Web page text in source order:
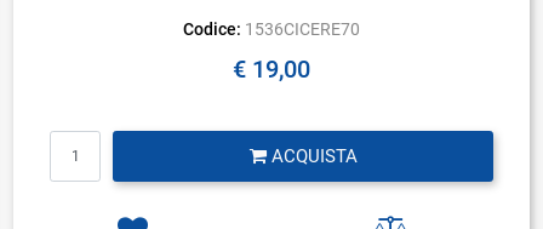
Codice: 1536CICERE70
€ 19,00
ACQUISTA